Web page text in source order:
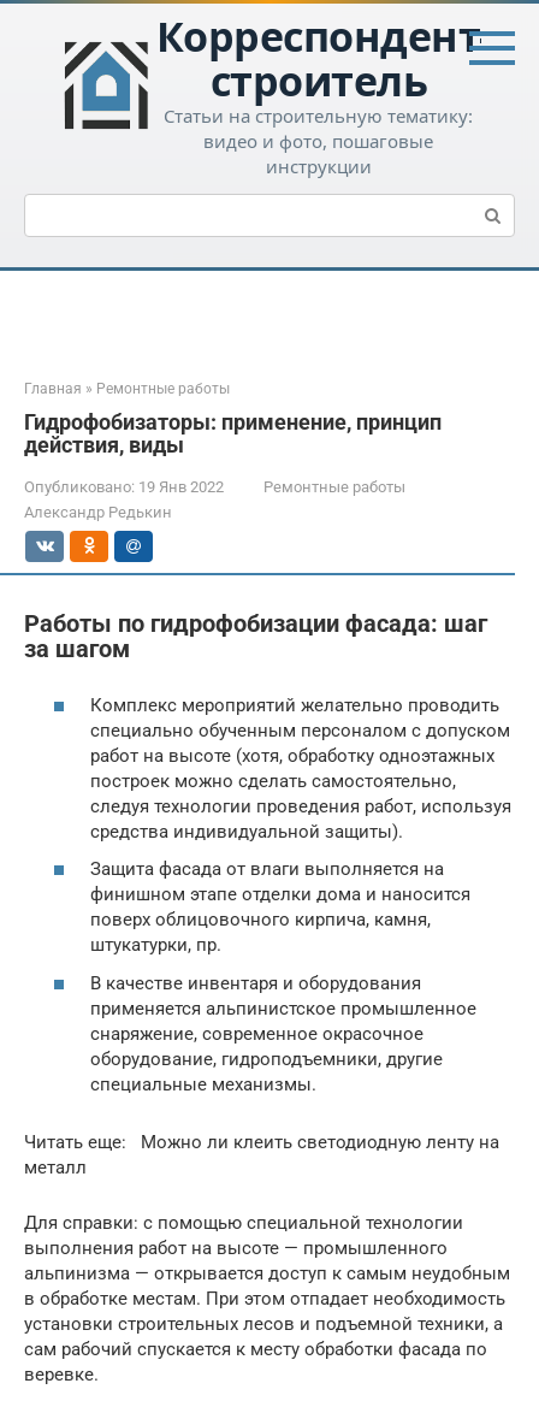
Перейти
контенту
Корреспондент-
строитель
Статьи на строительную тематику:
видео и фото, пошаговые
инструкции
Поиск:
Главная » Ремонтные работы
Гидрофобизаторы: применение, принцип
действия, виды
Опубликовано: 19 Янв 2022
Ремонтные работы
Александр Редькин
Работы по гидрофобизации фасада: шаг
за шагом
Комплекс мероприятий желательно проводить
специально обученным персоналом с допуском
работ на высоте (хотя, обработку одноэтажных
построек можно сделать самостоятельно,
следуя технологии проведения работ, используя
средства индивидуальной защиты).
Защита фасада от влаги выполняется на
финишном этапе отделки дома и наносится
поверх облицовочного кирпича, камня,
штукатурки, пр.
В качестве инвентаря и оборудования
применяется альпинистское промышленное
снаряжение, современное окрасочное
оборудование, гидроподъемники, другие
специальные механизмы.
Читать еще: Можно ли клеить светодиодную ленту на
металл
Для справки: с помощью специальной технологии
выполнения работ на высоте — промышленного
альпинизма — открывается доступ к самым неудобным
в обработке местам. При этом отпадает необходимость
установки строительных лесов и подъемной техники, а
сам рабочий спускается к месту обработки фасада по
веревке.